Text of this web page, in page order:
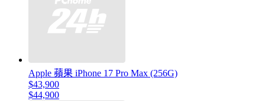
Apple 蘋果 iPhone 17 Pro Max (256G)
$43,900
$44,900